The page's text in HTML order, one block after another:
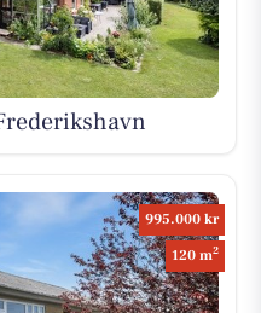
995.000 kr
120 m2